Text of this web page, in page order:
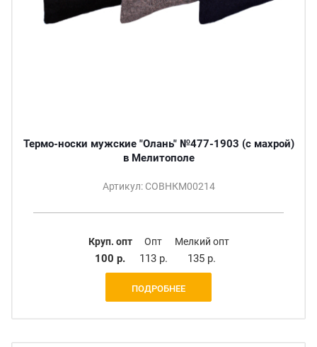
Термо-носки мужские "Олань" №477-1903 (с махрой)
в Мелитополе
Артикул: СОВНКМ00214
Круп. опт
100 р.
Опт
113 р.
Мелкий опт
135 р.
ПОДРОБНЕЕ